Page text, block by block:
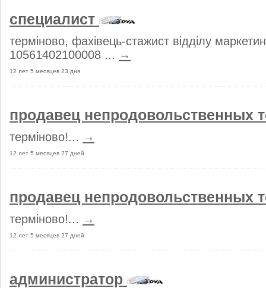
специалист
терміново, фахівець-стажист відділу
10561402100008 ... →
12 лет 5 месяцев 23 дня
продавец непродовольственных
терміново!... →
12 лет 5 месяцев 27 дней
продавец непродовольственных
терміново!... →
12 лет 5 месяцев 27 дней
администратор